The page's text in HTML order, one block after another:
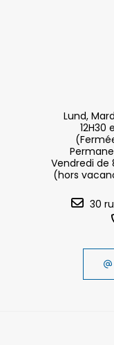
Lund,
12H30
Vendredi de
(hors
30